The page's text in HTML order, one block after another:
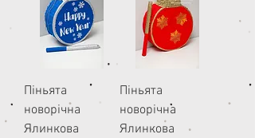
Піньята
новорічна
Ялинкова
Піньята
новорічна
Ялинкова